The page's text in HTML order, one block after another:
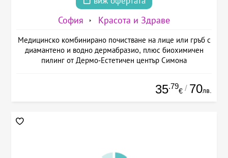
София Красота и Здраве
Медицинско комбинирано почистване на лице или гръб с
диамантено и водно дермабразио, плюс биохимичен
пилинг от Дермо-Естетичен център Симона
35.79
€ / 70лв.